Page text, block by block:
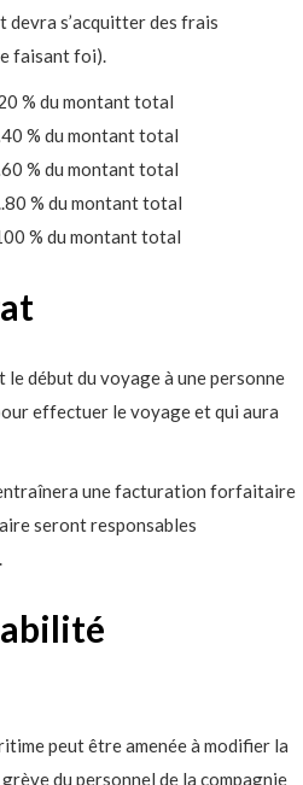
devra s’acquitter des frais
faisant foi).
% du montant total
% du montant total
% du montant total
% du montant total
% du montant total
début du voyage à une personne
effectuer le voyage et qui aura
une facturation forfaitaire
seront responsables
peut être amenée à modifier la
du personnel de la compagnie